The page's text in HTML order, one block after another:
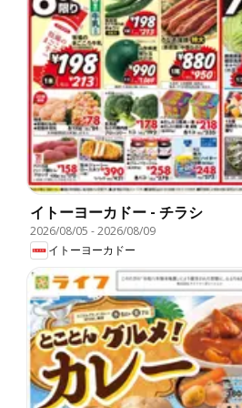
イトーヨーカドー - チラシ
2026/08/05 -2026/08/09
イトーヨーカドー